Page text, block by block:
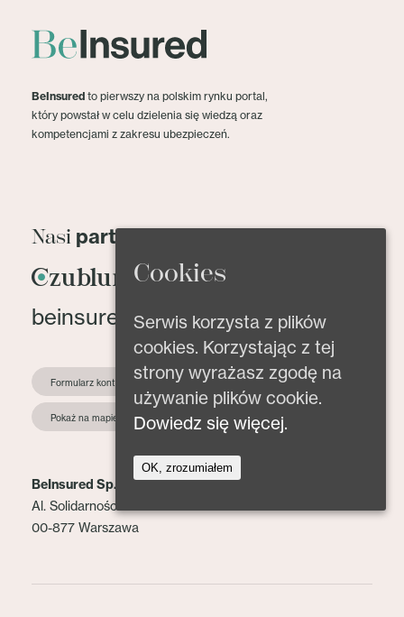
BeInsured to pierwszy na polskim rynku portal,
który powstał w celu dzielenia się wiedzą oraz
kompetencjami z zakresu ubezpieczeń.
Nasi partnerzy
beinsured@beinsured.pl
Formularz kontaktowy
Pokaż na mapie
BeInsured Sp. z o.o.
Al. Solidarności 153 lok. 2
00-877 Warszawa
Cookies
Serwis korzysta z plików
cookies. Korzystając z tej
strony wyrażasz zgodę na
używanie plików cookie.
Dowiedz się więcej.
OK, zrozumiałem